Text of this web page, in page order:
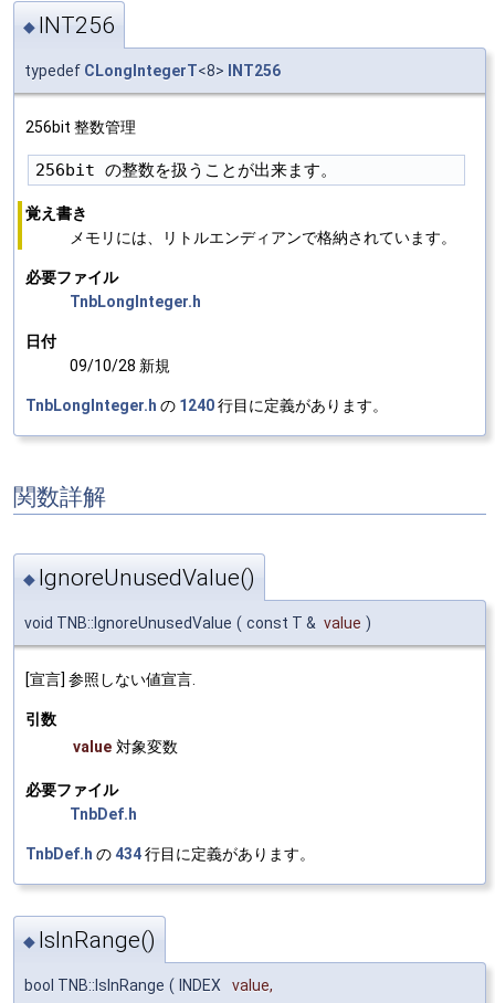
◆ INT256
typedef CLongIntegerT<8> INT256
256bit 整数管理
覚え書き
メモリには、リトルエンディアンで格納されています。
必要ファイル
TnbLongInteger.h
日付
09/10/28 新規
TnbLongInteger.h の 1240行目に定義があります。
関数詳解
◆ IgnoreUnusedValue()
void TNB::IgnoreUnusedValue ( const T & value )
[宣言] 参照しない値宣言.
引数
value 対象変数
必要ファイル
TnbDef.h
TnbDef.h の 434行目に定義があります。
◆ IsInRange()
bool TNB::IsInRange ( INDEX value,